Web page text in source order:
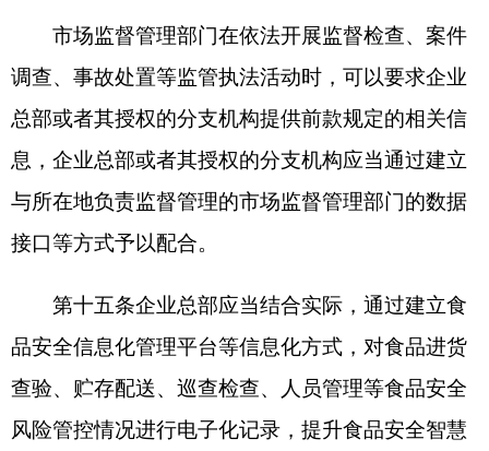
不由企业总部或者分支机构统一履行进货查验
义务的，门店等应当依法查验食品供货者的许可证
和食品合格证明文件，进行食品进货查验记录，并
门店等发现企业总部或者分支机构供应的食品
不符合食品
安全要求的，应当立即停止销售，采取
分支机构或者企业总部反馈。
第十八条由企业总部或者分支机构实行统一配
送的，企业总部应当统一建立并督促落实出库发
货、承运管理、门店收货联单记录制度。